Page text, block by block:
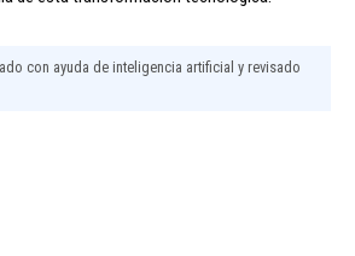
con ayuda de inteligencia artificial y revisado